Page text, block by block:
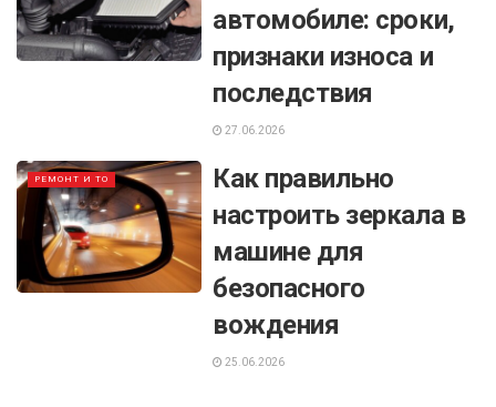
автомобиле: сроки,
признаки износа и
последствия
27.06.2026
РЕМОНТ И ТО
Как правильно
настроить зеркала в
машине для
безопасного
вождения
25.06.2026